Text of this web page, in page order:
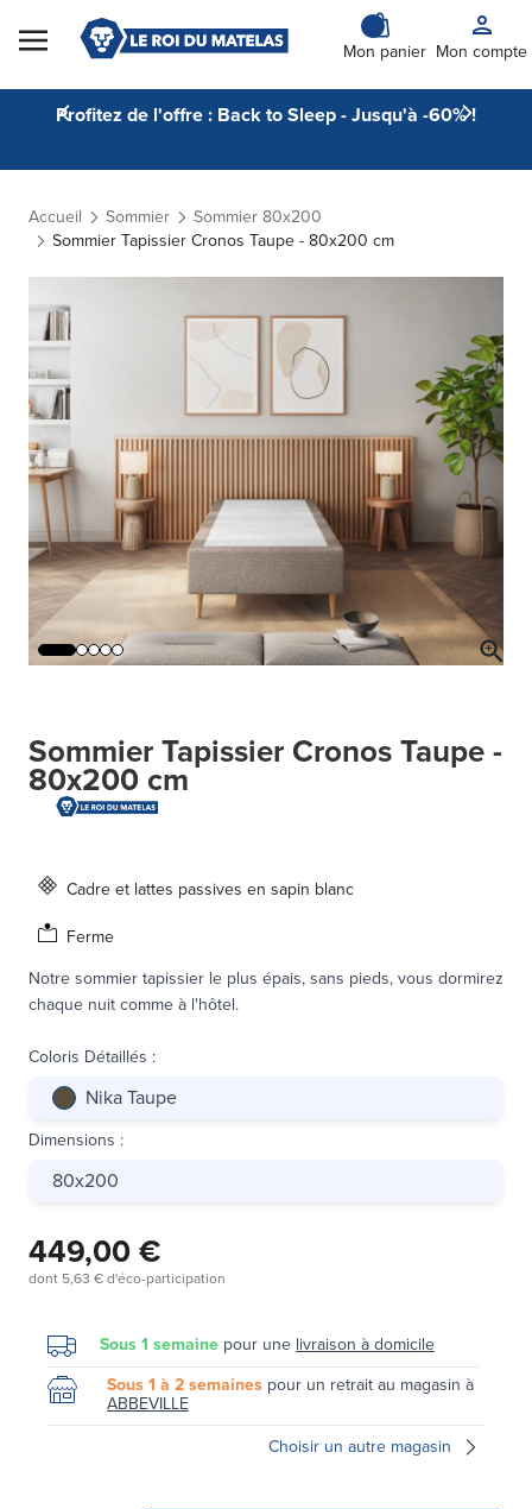
Skip to Content
Mon panier Mon compte
Profitez de l'offre : Back to Sleep - Jusqu'à -60% !
Accueil Sommier
Sommier 80x200
Sommier Tapissier Cronos Taupe - 80x200 cm
Sommier Tapissier Cronos Taupe -
80x200 cm
Cadre et lattes passives en sapin blanc
Ferme
Notre sommier tapissier le plus épais, sans pieds, vous dormirez
chaque nuit comme à l'hôtel.
Coloris Détaillés :
Nika Taupe
Dimensions :
80x200
449,00 €
dont 5,63 €d'éco-participation
Sous 1 semaine pour une livraison à domicile
Sous 1 à 2 semaines pour un retrait au magasin à
ABBEVILLE
Choisir un autre magasin